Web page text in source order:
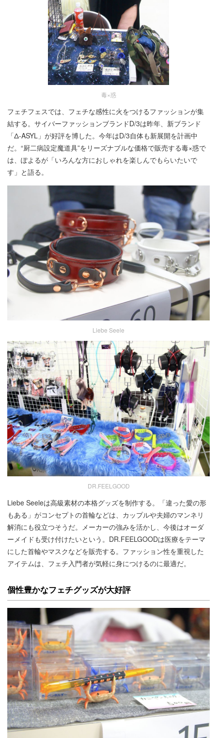
毒×惑
フェチフェスでは、フェチな感性に火をつけるファッションが集
結する。サイバーファッションブランドD/3は昨年、新ブランド
「Δ-ASYL」が好評を博した。今年はD/3自体も新展開を計画中
だ。“厨二病設定魔道具”をリーズナブルな価格で販売する毒×惑で
は、ぽよるが「いろんな方におしゃれを楽しんでもらいたいで
す」と語る。
Liebe Seele
DR.FEELGOOD
Liebe Seeleは高級素材の本格グッズを制作する。「違った愛の形
もある」がコンセプトの首輪などは、カップルや夫婦のマンネリ
解消にも役立つそうだ。メーカーの強みを活かし、今後はオーダ
ーメイドも受け付けたいという。DR.FEELGOODは医療をテーマ
にした首輪やマスクなどを販売する。ファッション性を重視した
アイテムは、フェチ入門者が気軽に身につけるのに最適だ。
個性豊かなフェチグッズが大好評